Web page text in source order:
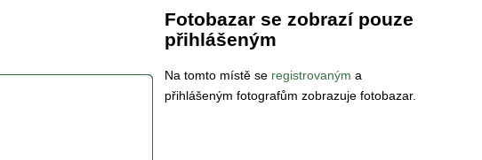
Fotobazar se zobrazí pouze
přihlášeným
Na tomto místě se registrovaným a
přihlášeným fotografům zobrazuje fotobazar.